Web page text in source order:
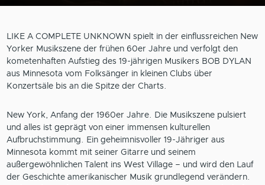
LIKE A COMPLETE UNKNOWN spielt in der einflussreichen New
Yorker Musikszene der frühen 60er Jahre und verfolgt den
kometenhaften Aufstieg des 19-jährigen Musikers BOB DYLAN
aus Minnesota vom Folksänger in kleinen Clubs über
Konzertsäle bis an die Spitze der Charts.
New York, Anfang der 1960er Jahre. Die Musikszene pulsiert
und alles ist geprägt von einer immensen kulturellen
Aufbruchstimmung. Ein geheimnisvoller 19-Jähriger aus
Minnesota kommt mit seiner Gitarre und seinem
außergewöhnlichen Talent ins West Village – und wird den Lauf
der Geschichte amerikanischer Musik grundlegend verändern.